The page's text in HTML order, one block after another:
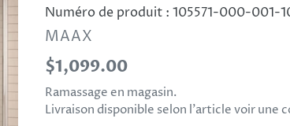
Numéro de produit : 105571-000-001-
DISTRIBUTEUR
MAAX
Prix
normal
$1,099.00
Ramassage en magasin.
Livraison disponible selon l’article voir une